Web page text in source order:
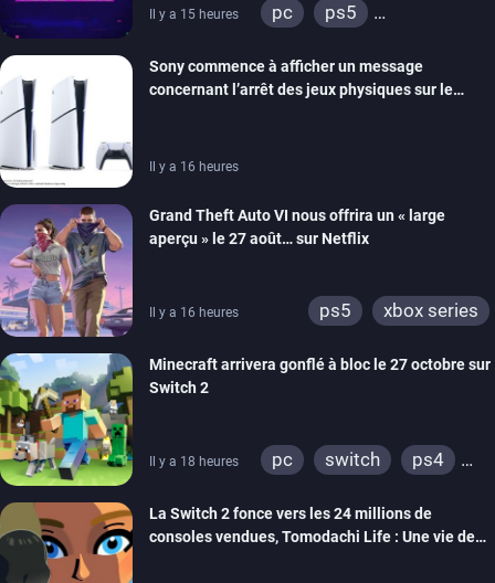
Il y a 15 heures pc
ps5
ios
android
xbox one
switch 2
Sony commence à afficher un message
concernant l’arrêt des jeux physiques sur le
Il y a 16 heures
Grand Theft Auto VI nous offrira un « large
aperçu » le 27 août… sur Netflix
Il y a 16 heures ps5 xbox series
Minecraft arrivera gonflé à bloc le 27 octobre sur
Switch 2
Il y a 18 heures pc switch
ps4
wiiu
3ds
ps3
xbox 360
switch 2
La Switch 2 fonce vers les 24 millions de
consoles vendues, Tomodachi Life : Une vie de